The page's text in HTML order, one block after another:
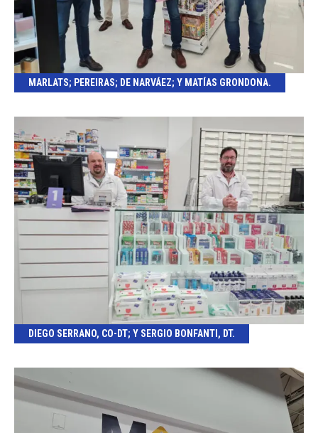
MARLATS; PEREIRAS; DE NARVÁEZ; Y MATÍAS GRONDONA.
DIEGO SERRANO, CO-DT; Y SERGIO BONFANTI, DT.